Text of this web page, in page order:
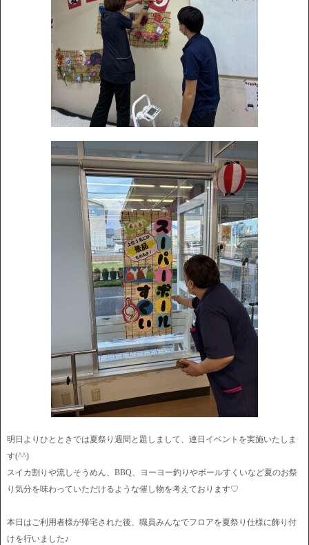
明日よりひとときでは夏祭り週間と題しまして、連日イベントを実施いたしま
す(^^)
スイカ割りや流しそうめん、BBQ、ヨーヨー釣りやボールすくいなど夏のお祭
り気分を味わっていただけるような催し物を考えております♡
本日はご利用者様が帰宅された後、職員みんなでフロアを夏祭り仕様に飾り付
けを行いました♪